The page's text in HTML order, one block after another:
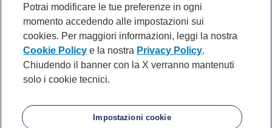
Privacy Cookie Policy Accessibilità About
Noi di Mediolanum
Mappa del sito
Potrai modificare le tue preferenze in ogni
momento accedendo alle impostazioni sui
cookies. Per maggiori informazioni, leggi la nostra
Cookie Policy e la nostra Privacy Policy.
Chiudendo il banner con la X verranno mantenuti
solo i cookie tecnici.
Impostazioni cookie